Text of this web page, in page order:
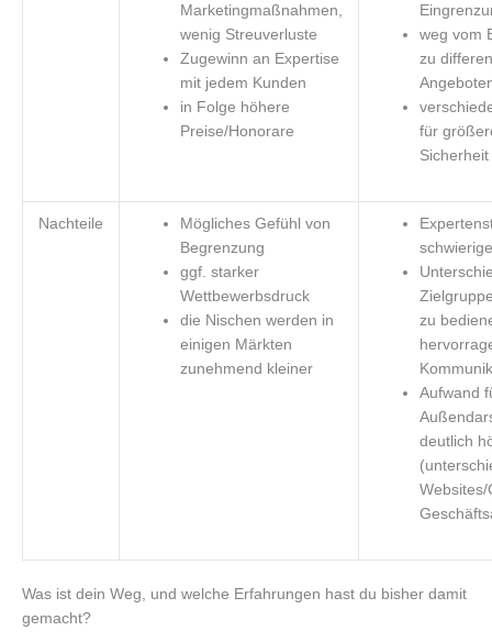
Marketingmaßnahmen,
wenig Streuverluste
Zugewinn an Expertise
mit jedem Kunden
in Folge höhere
Preise/Honorare
weg vom
zu
für
Sicherheit
Nachteile
Mögliches Gefühl von
Begrenzung
ggf. starker
Wettbewerbsdruck
die Nischen werden in
einigen Märkten
zunehmend kleiner
zu
Aufwand
deutlich
Websites/
Was ist dein Weg, und welche Erfahrungen hast du bisher damit
gemacht?